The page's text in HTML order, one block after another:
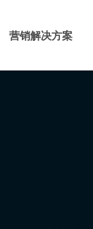
营销解决方案